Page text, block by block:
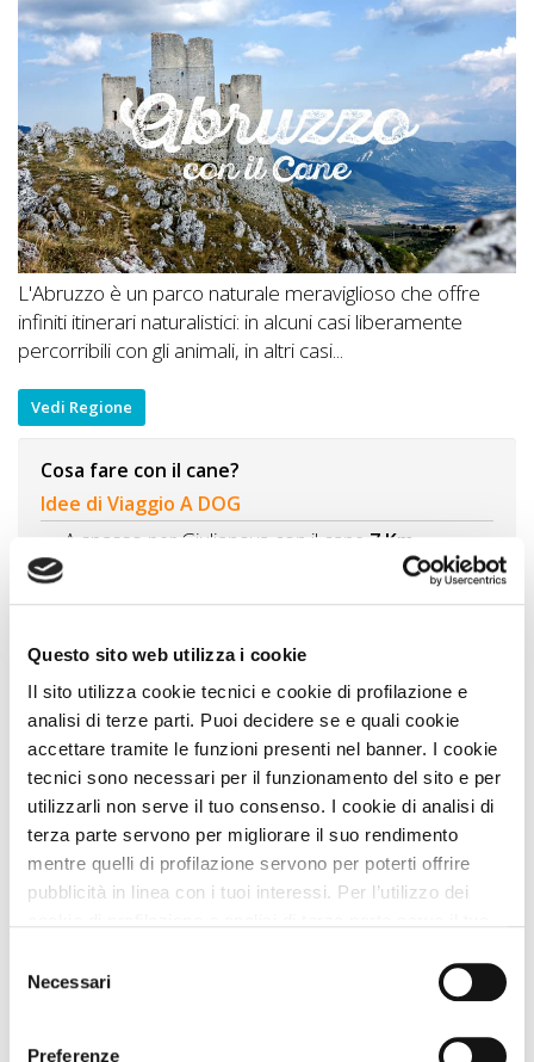
Questo sito web utilizza i cookie
Il sito utilizza cookie tecnici e cookie di profilazione e
analisi di terze parti. Puoi decidere se e quali cookie
accettare tramite le funzioni presenti nel banner. I cookie
tecnici sono necessari per il funzionamento del sito e per
utilizzarli non serve il tuo consenso. I cookie di analisi di
terza parte servono per migliorare il suo rendimento
mentre quelli di profilazione servono per poterti offrire
pubblicità in linea con i tuoi interessi. Per l’utilizzo dei
senza accettare” verranno installati solo i cookie tecnici.
Cliccando il pulsante “Accetta tutto” acconsenti all’utilizzo
di tutti i cookie. Cliccando il pulsante “mostra dettagli”
delNecessari
Preferenze
L'Abruzzo è un parco naturale meraviglioso che offre
infiniti itinerari naturalistici: in alcuni casi liberamente
percorribili con gli animali, in altri casi...
Vedi Regione
Cosa fare con il cane?
Idee di Viaggio A DOG
A spasso per Giulianova con il cane 7 Km
a quattro zampe16 Km
Il MAM e il Museo del Mare con il cane16 Km
Passeggiata nella Riserva Naturale del Borsacchio
con il cane16 Km
Vedi tutti
Itinerari A DOG
San Benedetto del Tronto Riviera delle Palme17
adriatica alle pendici del Gran Sasso
Dog trekking in Abruzzo camminate in montagna